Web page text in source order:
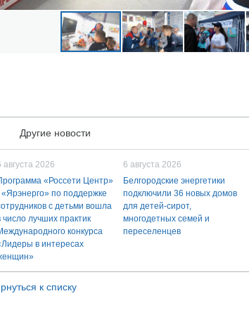
Другие новости
августа 2026
«Россети Центр»
«Ярэнерго» по поддержке
с детьми вошла
число лучших практик
конкурса
в интересах
6 августа 2026
Белгородские энергетики
подключили 36 новых домов
для детей-сирот,
многодетных семей и
переселенцев
к списку